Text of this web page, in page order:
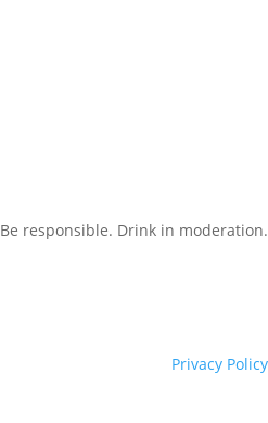
Be responsible. Drink in moderation.
Privacy Policy